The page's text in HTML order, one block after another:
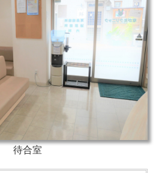
待合室